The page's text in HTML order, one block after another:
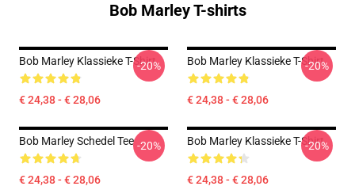
Bob Marley T-shirts
Bob Marley Klassieke T-Shirt
€ 24,38 - € 28,06
-20% Bob Marley Klassieke T-Shirt
€ 24,38 - € 28,06
-20%
Bob Marley Schedel Tee
€ 24,38 - € 28,06
-20% Bob Marley Klassieke T-Shirt
€ 24,38 - € 28,06
-20%